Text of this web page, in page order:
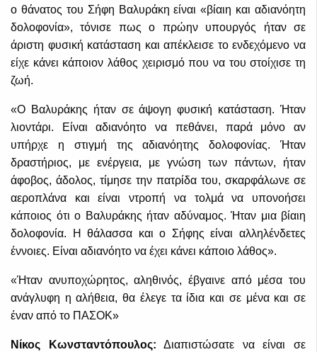
ο θάνατος του Σήφη Βαλυράκη είναι «βίαιη και αδιανόητη
δολοφονία», τόνισε πως ο πρώην υπουργός ήταν σε
άριστη φυσική κατάσταση και απέκλεισε το ενδεχόμενο να
είχε κάνει κάποιον λάθος χειρισμό που να του στοίχισε τη
ζωή.
«Ο Βαλυράκης ήταν σε άψογη φυσική κατάσταση. Ήταν
λιοντάρι. Είναι αδιανόητο να πεθάνει, παρά μόνο αν
υπήρχε η στιγμή της αδιανόητης δολοφονίας. Ήταν
δραστήριος, με ενέργεια, με γνώση των πάντων, ήταν
άφοβος, άδολος, τίμησε την πατρίδα του, σκαρφάλωνε σε
αεροπλάνα και είναι ντροπή να τολμά να υπονοήσει
κάποιος ότι ο Βαλυράκης ήταν αδύναμος. Ήταν μια βίαιη
δολοφονία. Η θάλασσα και ο Σήφης είναι αλληλένδετες
έννοιες. Είναι αδιανόητο να έχει κάνει κάποιο λάθος».
«Ήταν ανυποχώρητος, αληθινός, έβγαινε από μέσα του
ανάγλυφη η αλήθεια, θα έλεγε τα ίδια και σε μένα και σε
έναν από το ΠΑΣΟΚ»
Νίκος Κωνσταντόπουλος: Διαπιστώσατε να είναι σε